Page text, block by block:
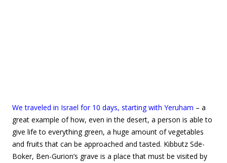
We traveled in Israel for 10 days, starting with Yeruham – a
great example of how, even in the desert, a person is able to
give life to everything green, a huge amount of vegetables
and fruits that can be approached and tasted. Kibbutz Sde-
Boker, Ben-Gurion’s grave is a place that must be visited by